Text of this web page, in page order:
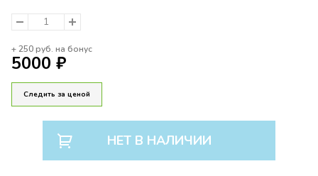
+250руб. на бонус
5000 ₽
Следить за ценой
НЕТ В НАЛИЧИИ